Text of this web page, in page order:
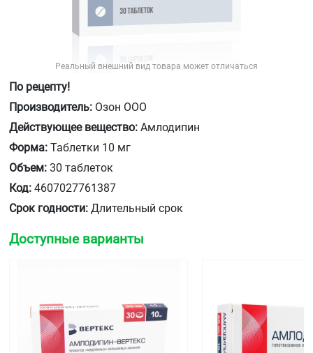
Реальный внешний вид товара может отличаться
По рецепту!
Производитель: Озон ООО
Действующее вещество: Амлодипин
Форма: Таблетки 10 мг
Объем: 30 таблеток
Код: 4607027761387
Срок годности: Длительный срок
Доступные варианты